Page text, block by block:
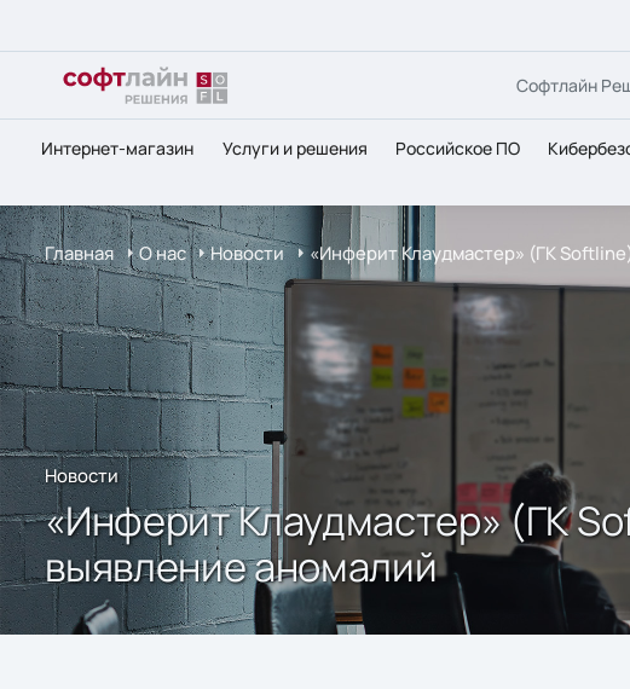
Софтлайн
Интернет-магазин Услуги и решения Российское ПО
Главная О нас Новости «Инферит Клаудмастер» (ГК
Новости
«Инферит Клаудмастер» (ГК
выявление аномалий